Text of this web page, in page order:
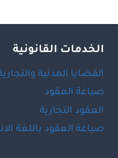
الخدمات القانونية
القضايا المدنية
صياغة العقود
العقود التجارية
صياغة العقود باللغة